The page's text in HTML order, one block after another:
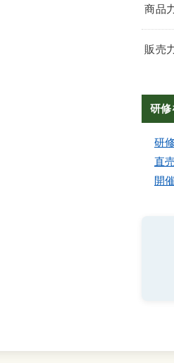
商品
販売
研修
研
直
開